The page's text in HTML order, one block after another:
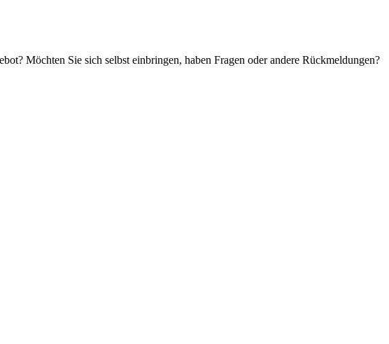
Möchten Sie sich selbst einbringen, haben Fragen oder andere Rückmeldungen?